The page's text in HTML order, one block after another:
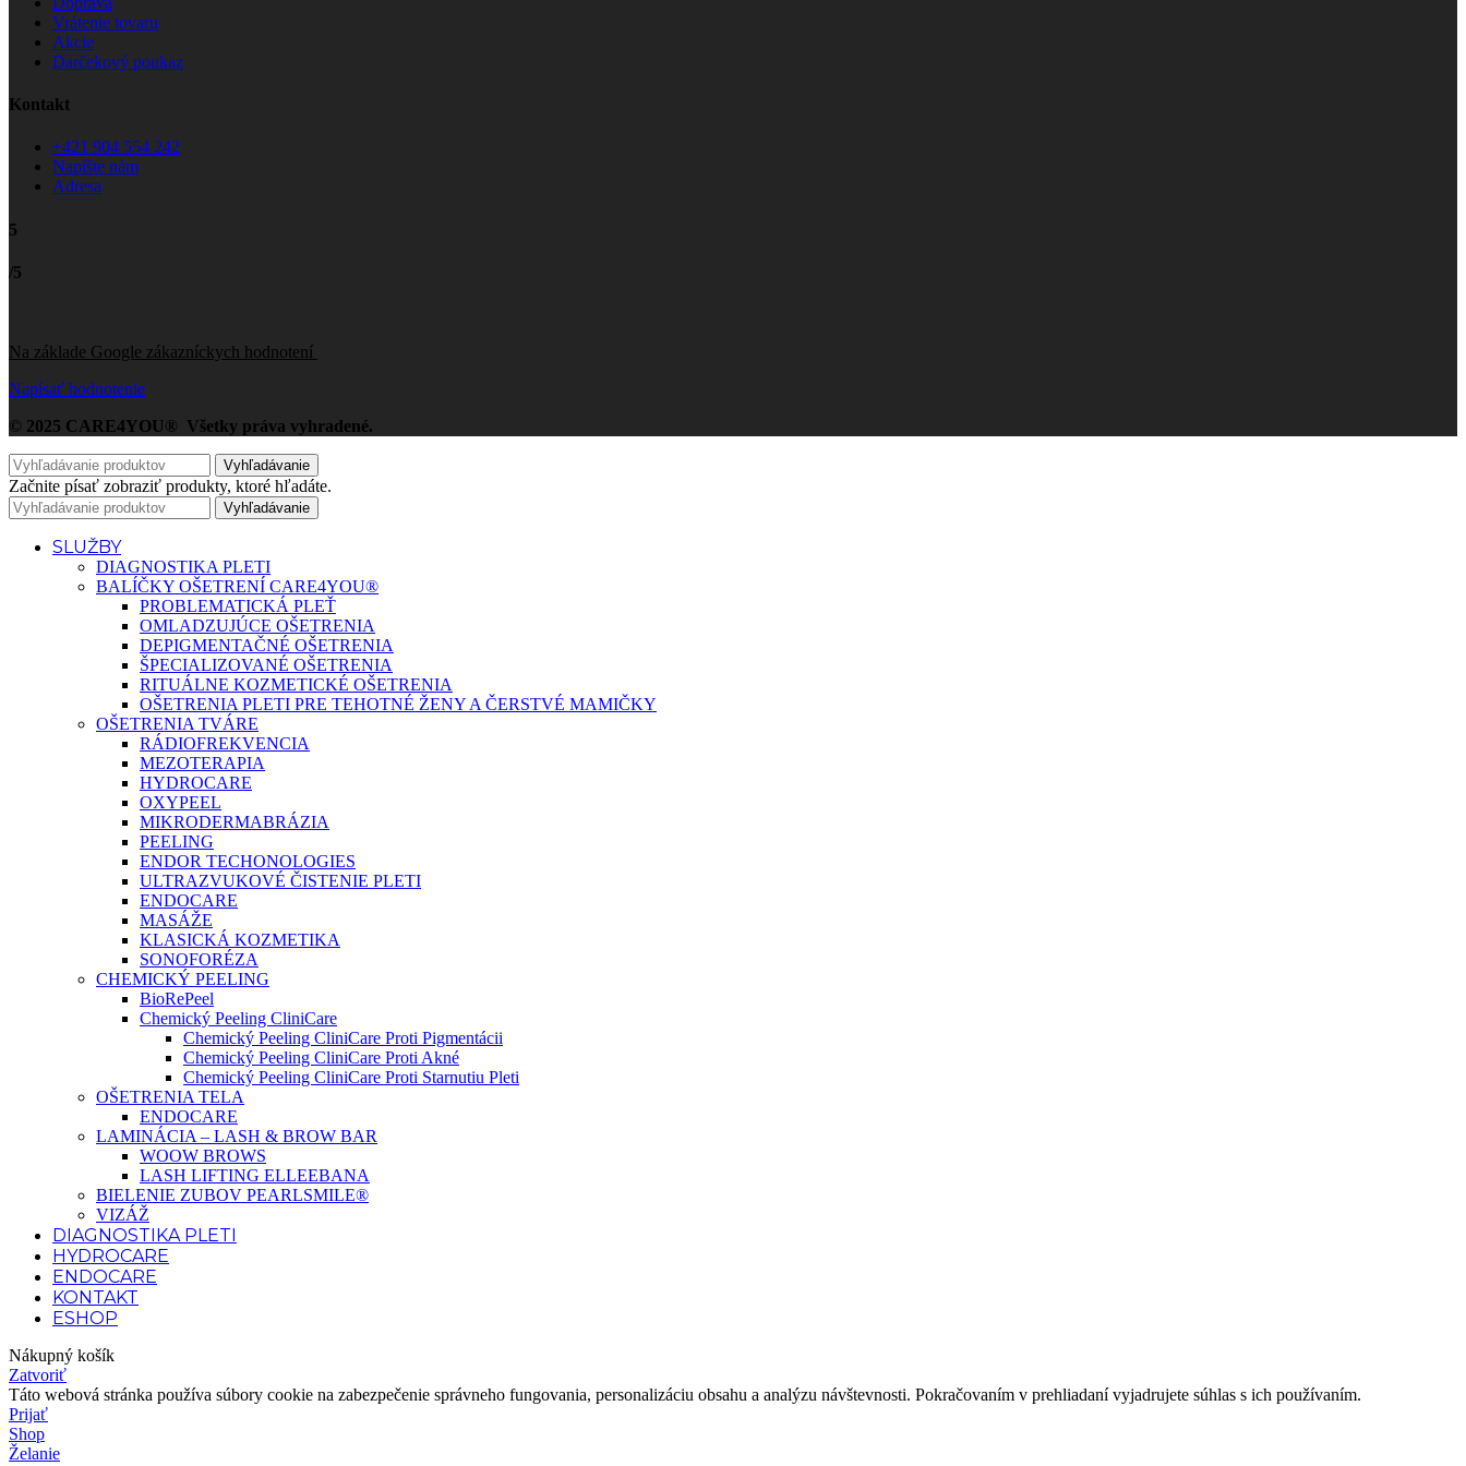
Vrátenie tovaru
Akcie
Darčekový poukaz
Kontakt
+421 904 554 242
Napíšte nám
Adresa
5
/5
Na základe Google zákazníckych hodnotení
Napísať hodnotenie
© 2025 CARE4YOU® Všetky práva vyhradené.
Vyhľadávanie
Začnite písať zobraziť produkty, ktoré hľadáte.
Vyhľadávanie
SLUŽBY
DIAGNOSTIKA PLETI
BALÍČKY OŠETRENÍ CARE4YOU®
PROBLEMATICKÁ PLEŤ
OMLADZUJÚCE OŠETRENIA
DEPIGMENTAČNÉ OŠETRENIA
ŠPECIALIZOVANÉ OŠETRENIA
RITUÁLNE KOZMETICKÉ OŠETRENIA
OŠETRENIA PLETI PRE TEHOTNÉ ŽENY A ČERSTVÉ MAMIČKY
OŠETRENIA TVÁRE
RÁDIOFREKVENCIA
MEZOTERAPIA
HYDROCARE
OXYPEEL
MIKRODERMABRÁZIA
PEELING
ENDOR TECHONOLOGIES
ULTRAZVUKOVÉ ČISTENIE PLETI
ENDOCARE
MASÁŽE
KLASICKÁ KOZMETIKA
SONOFORÉZA
CHEMICKÝ PEELING
BioRePeel
Chemický Peeling CliniCare
Chemický Peeling CliniCare Proti Pigmentácii
Chemický Peeling CliniCare Proti Akné
Chemický Peeling CliniCare Proti Starnutiu Pleti
OŠETRENIA TELA
ENDOCARE
LAMINÁCIA – LASH & BROW BAR
WOOW BROWS
LASH LIFTING ELLEEBANA
BIELENIE ZUBOV PEARLSMILE®
VIZÁŽ
DIAGNOSTIKA PLETI
HYDROCARE
ENDOCARE
KONTAKT
ESHOP
Nákupný košík
Zatvoriť
Táto webová stránka používa súbory cookie na zabezpečenie správneho fungovania, personalizáciu obsahu a analýzu návštevnosti. Pokračovaním v prehliadaní vyjadrujete súhlas s ich používaním.
Prijať
Shop
Želanie